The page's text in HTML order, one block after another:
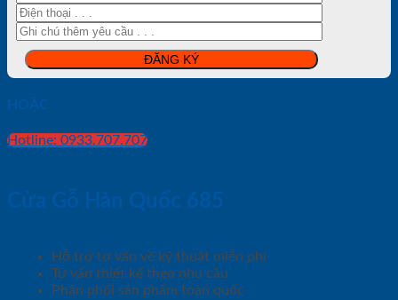
HOẶC
Hotline: 0933.707.707
Cửa Gỗ Hàn Quốc 685
Hỗ trợ tư vấn về kỹ thuật miễn phí
Tư vấn thiết kế theo nhu cầu
Phân phối sản phẩm toàn quốc